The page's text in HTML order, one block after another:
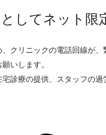
してネット限
クリニックの電話回線が、
いします。
宅診療の提供、スタッフの